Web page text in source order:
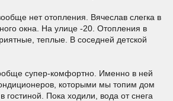
нет отопления. Вячеслав слегка в
окна. На улице -20. Отопления в
теплые. В соседней детской
супер-комфортно. Именно в ней
которыми мы топим дом
гостиной. Пока ходили, вода от снега